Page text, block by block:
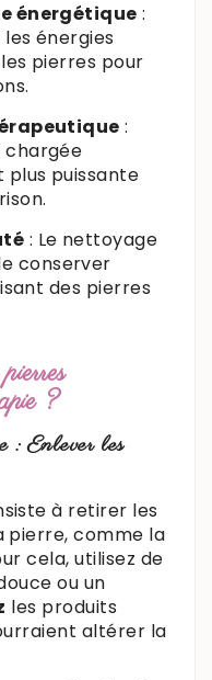
énergétique :
énergies
pierres pour
:
chargée
puissante
: Le nettoyage
conserver
des pierres
?
: Enlever les
à retirer les
pierre, comme la
cela, utilisez de
ou un
les produits
altérer la